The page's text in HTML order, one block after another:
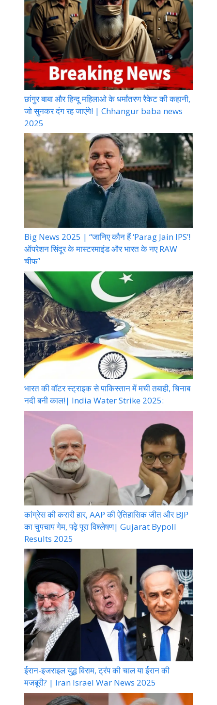
छांगुर बाबा और हिन्दू महिलाओ के धर्मांतरण रैकेट की कहानी,
जो सुनकर दंग रह जाएंगे! | Chhangur baba news
2025
Big News 2025 | “जानिए कौन हैं ‘Parag Jain IPS’!
ऑपरेशन सिंदूर के मास्टरमाइंड और भारत के नए RAW
चीफ”
भारत की वॉटर स्ट्राइक से पाकिस्तान में मची तबाही, चिनाब
नदी बनी काल!| India Water Strike 2025:
कांग्रेस की करारी हार, AAP की ऐतिहासिक जीत और BJP
का चुपचाप गेम, पढ़े पूरा विश्लेषण| Gujarat Bypoll
Results 2025
ईरान-इजराइल युद्ध विराम, ट्रंप की चाल या ईरान की
मजबूरी? | Iran Israel War News 2025